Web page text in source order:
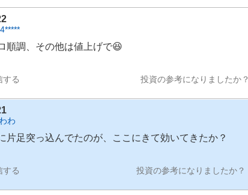
順調、その他は値上げで😆
する 投資の参考になりましたか？
わ
片足突っ込んでたのが、ここにきて効いてきたか？
する 投資の参考になりましたか？